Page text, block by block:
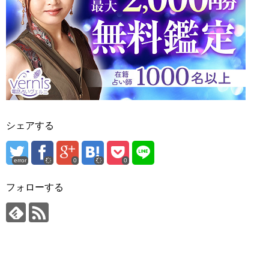
シェアする
error 0 0
フォローする